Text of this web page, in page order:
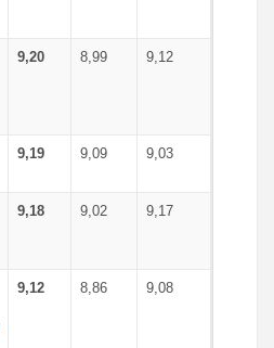
9,20 8,99 9,12
9,19 9,09 9,03
9,18 9,02 9,17
9,12 8,86 9,08